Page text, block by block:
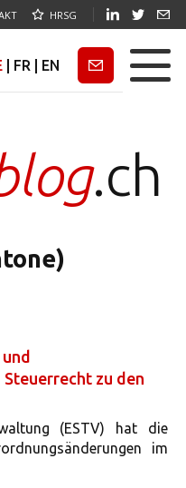
HRSG
FR EN Newsletter
.ch
zu den
(ESTV) hat die
im